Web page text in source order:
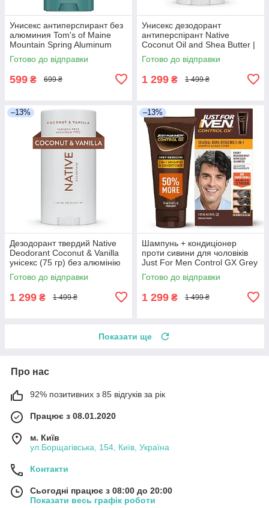
Унисекс антиперспирант без
алюминия Tom's of Maine
Mountain Spring Aluminum
Free Natural Deodorant, 96
грамм
Готово до відправки
599 ₴ 699 ₴
Унисекс дезодорант
антиперспірант Native
Coconut Oil and Shea Butter |
Blueberry Cobbler з ароматом
кокоса та чорниці без
Готово до відправки
1 299 ₴ 1 499 ₴
–13%
Дезодорант твердий Native
Deodorant Coconut & Vanilla
унісекс (75 гр) без алюмінію
та без спирту
Готово до відправки
1 299 ₴ 1 499 ₴
–13%
Шампунь + кондиціонер
проти сивини для чоловіків
Just For Men Control GX Grey
Reducing Shampoo, 6 Fluid
Ounce
Готово до відправки
1 299 ₴ 1 499 ₴
Показати ще
Про нас
92% позитивних з 85 відгуків за рік
Працює з 08.01.2020
м. Київ
ул.Борщагівська, 154, Київ, Україна
Контакти
Сьогодні працює з 08:00 до 20:00
Показати весь графік роботи